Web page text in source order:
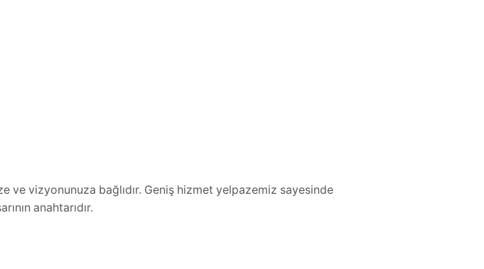
ve vizyonunuza bağlıdır. Geniş hizmet yelpazemiz sayesinde
anahtarıdır.